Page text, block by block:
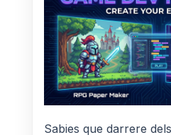
Sabies que darrere